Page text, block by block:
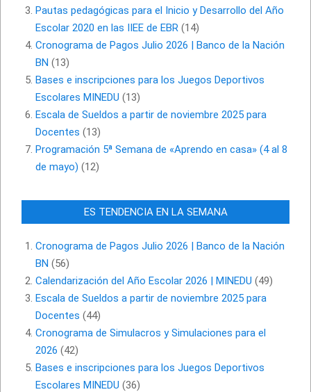
Pautas pedagógicas para el Inicio y Desarrollo del Año
Escolar 2020 en las IIEE de EBR (14)
Cronograma de Pagos Julio 2026 | Banco de la Nación
BN (13)
Bases e inscripciones para los Juegos Deportivos
Escolares MINEDU (13)
Escala de Sueldos a partir de noviembre 2025 para
Docentes (13)
Programación 5ª Semana de «Aprendo en casa» (4 al 8
de mayo) (12)
ES TENDENCIA EN LA SEMANA
Cronograma de Pagos Julio 2026 | Banco de la Nación
BN (56)
Calendarización del Año Escolar 2026 | MINEDU (49)
Escala de Sueldos a partir de noviembre 2025 para
Docentes (44)
Cronograma de Simulacros y Simulaciones para el
2026 (42)
Bases e inscripciones para los Juegos Deportivos
Escolares MINEDU (36)